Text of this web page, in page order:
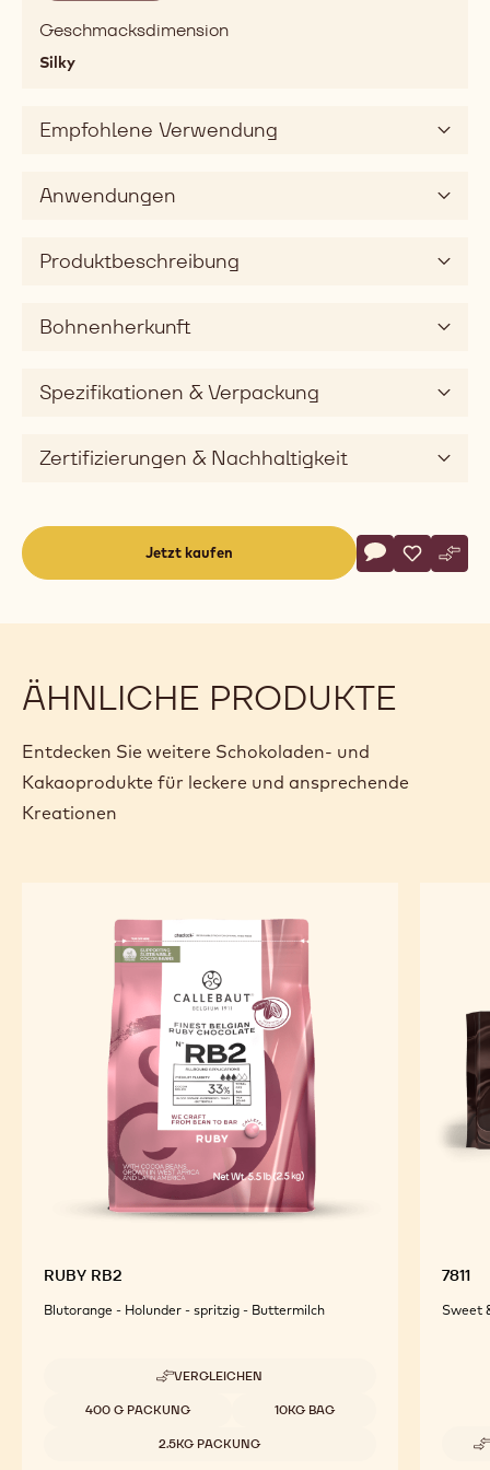
mouthcoating
Grundgeschmack
Geschmacksdimension
silky
Geschmacksdimension
Silky
Empfohlene Verwendung
Anwendungen
Produktbeschreibung
Bohnenherkunft
Spezifikationen & Verpackung
Zertifizierungen & Nachhaltigkeit
Jetzt kaufen
Actions
Schreibe
- 7811Speichern
- 7811-
ÄHNLICHE PRODUKTE
Entdecken Sie weitere Schokoladen- und
Kakaoprodukte für leckere und ansprechende
Kreationen
RUBY RB2
Blutorange - Holunder - spritzig - Buttermilch
VERGLEICHEN
-
Verfügbare Verpackungsgrößen
400 G PACKUNG 10KG BAG
2.5KG PACKUNG
7811
Sweet